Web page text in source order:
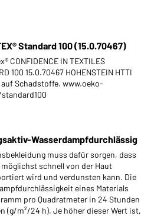
Standard 100 (15.0.70467)
CONFIDENCE IN TEXTILES
100 15.0.70467 HOHENSTEIN HTTI
Schadstoffe. www.oeko-
Wasserdampfdurchlässig
muss dafür sorgen, dass
schnell von der Haut
wird und verdunsten kann. Die
eines Materials
pro Quadratmeter in 24 Stunden
(g/m²/24 h). Je höher dieser Wert ist,